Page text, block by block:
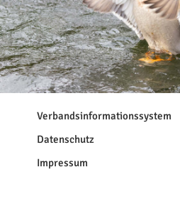
Navigation
überspringen
Verbandsinformationssystem
Datenschutz
Impressum